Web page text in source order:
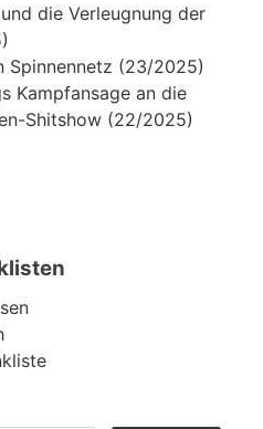
die Verleugnung der
Spinnennetz (23/2025)
Kampfansage an die
Shitshow (22/2025)